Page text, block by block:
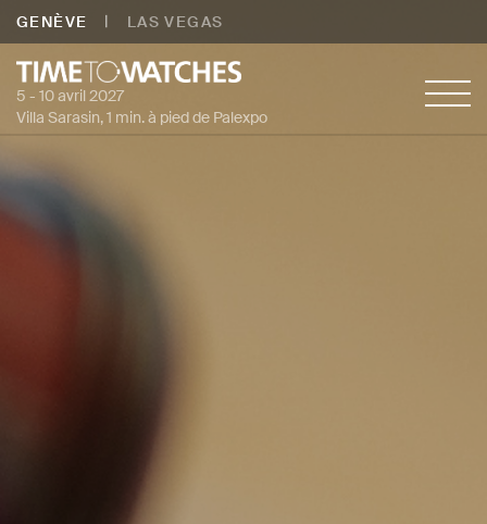
GENÈVE | LAS VEGAS
5 - 10 avril 2027
Villa Sarasin, 1 min. à pied de Palexpo